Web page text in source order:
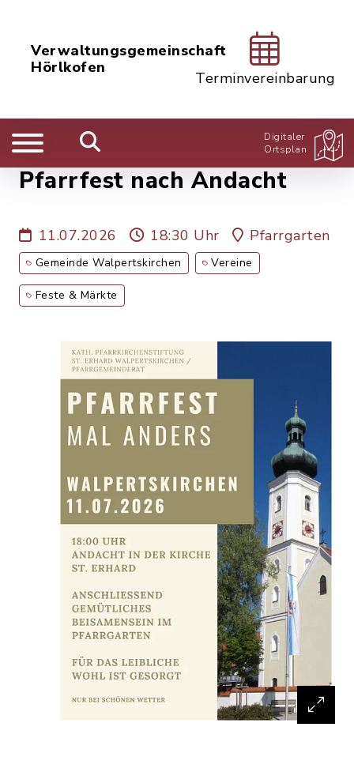
Verwaltungsgemeinschaft
Hörlkofen
Terminvereinbarung
Digitaler
Ortsplan
Pfarrfest nach Andacht
11.07.2026 18:30 Uhr Pfarrgarten
Gemeinde Walpertskirchen Vereine
Feste & Märkte